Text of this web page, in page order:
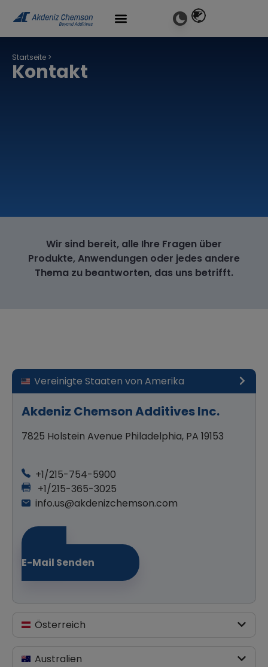
Startseite >
Kontakt
Wir sind bereit, alle Ihre Fragen über
Produkte, Anwendungen oder jedes andere
Thema zu beantworten, das uns betrifft.
Vereinigte Staaten von Amerika
Akdeniz Chemson Additives Inc.
7825 Holstein Avenue Philadelphia, PA 19153
+1/215-754-5900
+1/215-365-3025
info.us@akdenizchemson.com
E-Mail Senden
Österreich
Australien